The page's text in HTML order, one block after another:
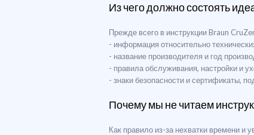
Из чего должно состоять
Прежде всего в инструкции Braun
- информация относительно
- название производителя и год
- правила обслуживания, настройки и
- знаки безопасности и сертификаты,
Почему мы не читаем
Как правило из-за нехватки времени и